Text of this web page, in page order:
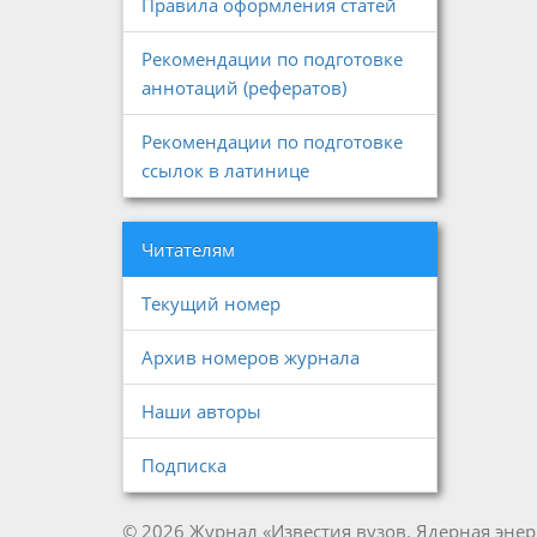
Правила оформления статей
Рекомендации по подготовке
аннотаций (рефератов)
Рекомендации по подготовке
ссылок в латинице
Читателям
Текущий номер
Архив номеров журнала
Наши авторы
Подписка
© 2026 Журнал «Известия вузов. Ядерная